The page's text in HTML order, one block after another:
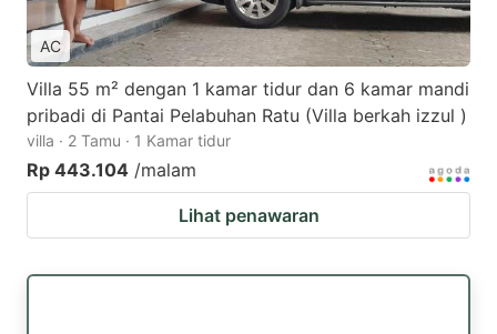
AC
Villa 55 m² dengan 1 kamar tidur dan 6 kamar mandi
pribadi di Pantai Pelabuhan Ratu (Villa berkah izzul )
villa · 2 Tamu · 1 Kamar tidur
Rp 443.104 /malam
Lihat penawaran